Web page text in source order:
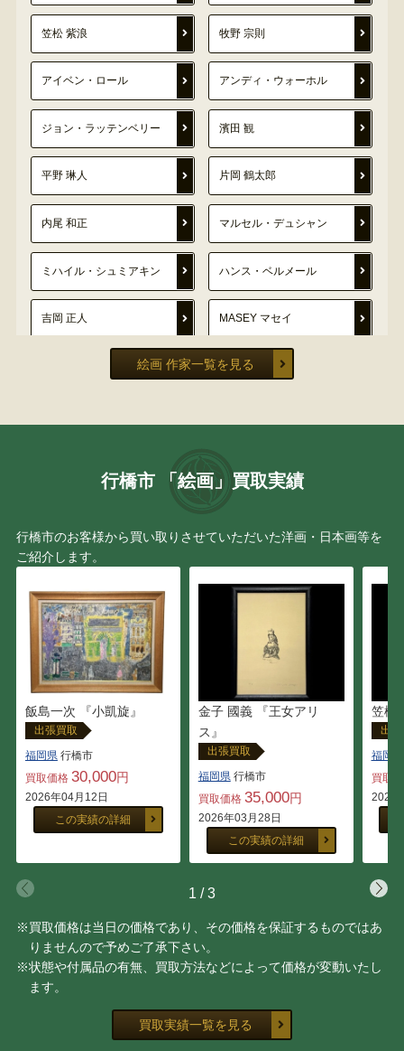
笠松 紫浪 牧野 宗則
アイベン・ロール アンディ・ウォーホル
ジョン・ラッテンベリー 濱田 観
平野 琳人 片岡 鶴太郎
内尾 和正 マルセル・デュシャン
ミハイル・シュミアキン ハンス・ベルメール
吉岡 正人 MASEY マセイ
ロメロ・ブリット
北田 稔
坪内 好子
デビッド・タトウィラー ジョン・アルフォーグ
鶴田憲次
関 拓司
志賀 直哉 田川 憲
池内 信介
鳥文斎 栄之 菱川 師宣
鳥居 清信
勝川 春章
絵画 作家一覧を見る
行橋市 「絵画」買取実績
行橋市のお客様から買い取りさせていただいた洋画・日本画等を
ご紹介します。
飯島一次 『小凱旋』
出張買取
福岡県行橋市
買取価格 30,000円
2026年04月12日
この実績の詳細
金子 國義 『王女アリ
ス』
出張買取
福岡県行橋市
買取価格 35,000円
2026年03月28日
この実績の詳細
笠松
出
福岡県
買取
2026
1 /3
※買取価格は当日の価格であり、その価格を保証するものではあ
りませんので予めご了承下さい。
※状態や付属品の有無、買取方法などによって価格が変動いたし
ます。
買取実績一覧を見る